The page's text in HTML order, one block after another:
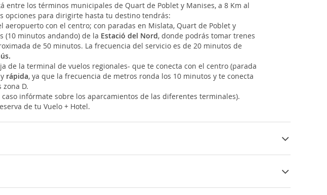
entre los términos municipales de Quart de Poblet y Manises, a 8 Km al
opciones para dirigirte hasta tu destino tendrás:
aeropuerto con el centro; con paradas en Mislata, Quart de Poblet y
(10 minutos andando) de la Estació del Nord, donde podrás tomar trenes
de 50 minutos. La frecuencia del servicio es de 20 minutos de
de la terminal de vuelos regionales- que te conecta con el centro (parada
rápida, ya que la frecuencia de metros ronda los 10 minutos y te conecta
D.
caso infórmate sobre los aparcamientos de las diferentes terminales).
de tu Vuelo + Hotel.
Canarias